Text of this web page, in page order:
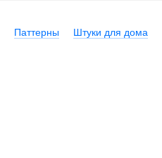
Паттерны Штуки для дома